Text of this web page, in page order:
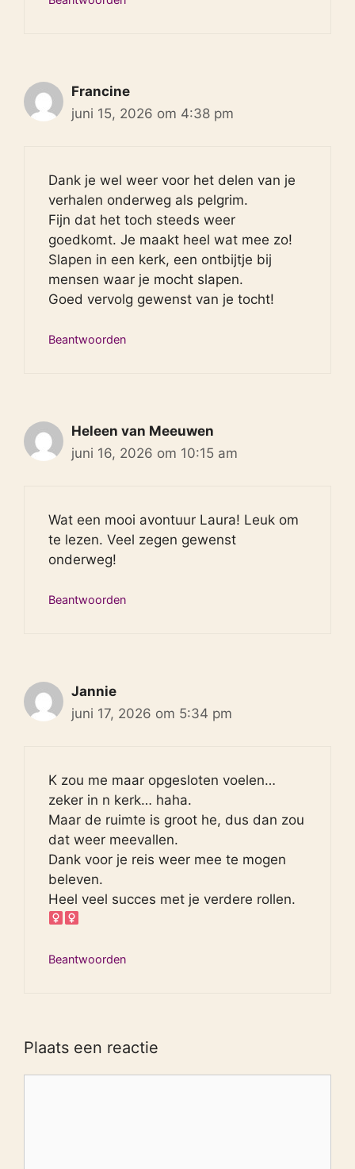
Francine
juni 15, 2026 om 4:38 pm
Dank je wel weer voor het delen van je
verhalen onderweg als pelgrim.
Fijn dat het toch steeds weer
goedkomt. Je maakt heel wat mee zo!
Slapen in een kerk, een ontbijtje bij
mensen waar je mocht slapen.
Goed vervolg gewenst van je tocht!
Beantwoorden
Heleen van Meeuwen
juni 16, 2026 om 10:15 am
Wat een mooi avontuur Laura! Leuk om
te lezen. Veel zegen gewenst
onderweg!
Beantwoorden
Jannie
juni 17, 2026 om 5:34 pm
K zou me maar opgesloten voelen…
zeker in n kerk… haha.
Maar de ruimte is groot he, dus dan zou
dat weer meevallen.
Dank voor je reis weer mee te mogen
beleven.
Heel veel succes met je verdere rollen. ‍
Beantwoorden
Plaats een reactie